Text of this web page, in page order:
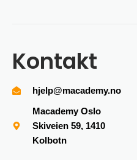
Kontakt
hjelp@macademy.no
Macademy Oslo
Skiveien 59, 1410
Kolbotn